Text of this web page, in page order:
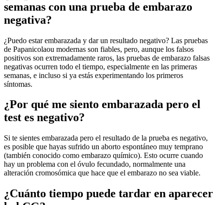
semanas con una prueba de embarazo
negativa?
¿Puedo estar embarazada y dar un resultado negativo? Las pruebas
de Papanicolaou modernas son fiables, pero, aunque los falsos
positivos son extremadamente raros, las pruebas de embarazo falsas
negativas ocurren todo el tiempo, especialmente en las primeras
semanas, e incluso si ya estás experimentando los primeros
síntomas.
¿Por qué me siento embarazada pero el
test es negativo?
Si te sientes embarazada pero el resultado de la prueba es negativo,
es posible que hayas sufrido un aborto espontáneo muy temprano
(también conocido como embarazo químico). Esto ocurre cuando
hay un problema con el óvulo fecundado, normalmente una
alteración cromosómica que hace que el embarazo no sea viable.
¿Cuánto tiempo puede tardar en aparecer